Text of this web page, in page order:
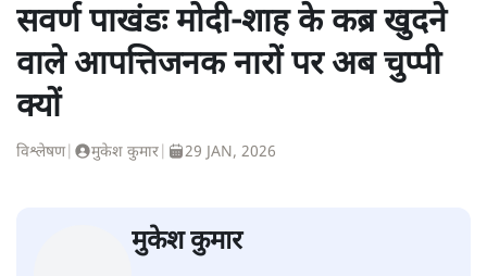
सवर्ण पाखंडः मोदी-शाह के कब्र खुदने
वाले आपत्तिजनक नारों पर अब चुप्पी
क्यों
विश्लेषण| मुकेश कुमार 29 JAN, 2026